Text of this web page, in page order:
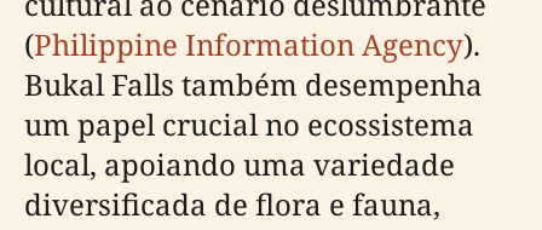
(Philippine Information Agency).
Bukal Falls também desempenha
um papel crucial no ecossistema
local, apoiando uma variedade
diversificada de flora e fauna,